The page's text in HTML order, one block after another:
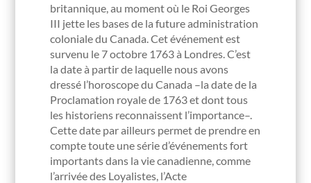
britannique, au moment où le Roi Georges
III jette les bases de la future administration
coloniale du Canada. Cet événement est
survenu le 7 octobre 1763 à Londres. C’est
la date à partir de laquelle nous avons
dressé l’horoscope du Canada –la date de la
Proclamation royale de 1763 et dont tous
les historiens reconnaissent l’importance–.
Cette date par ailleurs permet de prendre en
compte toute une série d’événements fort
importants dans la vie canadienne, comme
l’arrivée des Loyalistes, l’Acte